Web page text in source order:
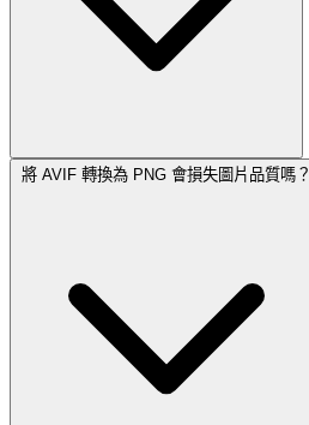
將 AVIF 轉換為 PNG 會損失圖片品質嗎？